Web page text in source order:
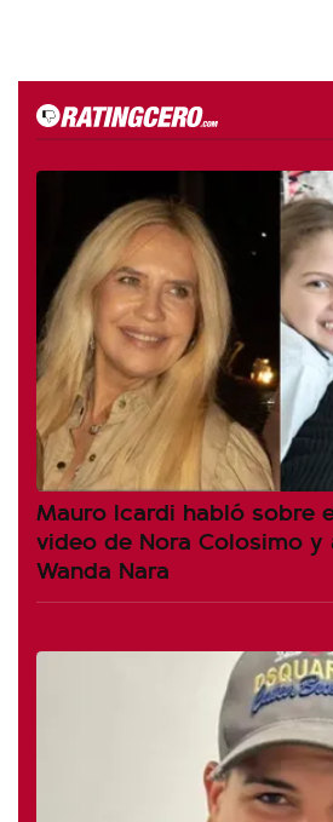
Mauro Icardi habló sobre
video de Nora Colosimo
Wanda Nara